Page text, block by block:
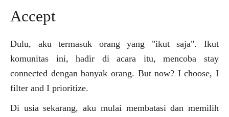
Accept
Dulu, aku termasuk orang yang "ikut saja". Ikut
komunitas ini, hadir di acara itu, mencoba stay
connected dengan banyak orang. But now? I choose, I
filter and I prioritize.
Di usia sekarang, aku mulai membatasi dan memilih